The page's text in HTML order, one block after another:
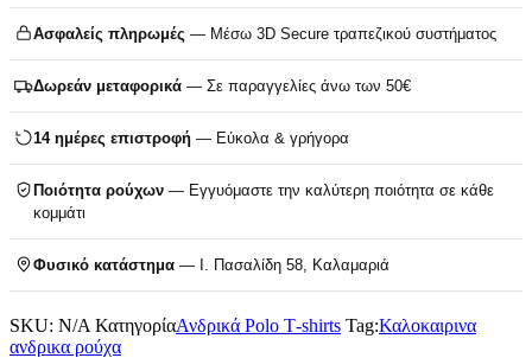
Ασφαλείς πληρωμές — Μέσω 3D Secure τραπεζικού συστήματος
Δωρεάν μεταφορικά — Σε παραγγελίες άνω των 50€
14 ημέρες επιστροφή — Εύκολα & γρήγορα
Ποιότητα ρούχων — Εγγυόμαστε την καλύτερη ποιότητα σε κάθε
κομμάτι
Φυσικό κατάστημα — Ι. Πασαλίδη 58, Καλαμαριά
SKU: N/A ΚατηγορίαΑνδρικά Polo T‑shirts Tag:Καλοκαιρινα
ανδρικα ρούχα